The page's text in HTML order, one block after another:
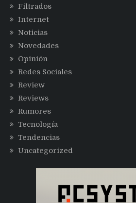
Filtrados
Internet
Noticias
Novedades
Opinión
Redes Sociales
Review
Reviews
Rumores
Tecnología
Tendencias
Uncategorized